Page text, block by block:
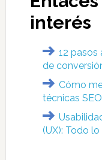
interés
12 pasos
de
Cómo
técnicas SEO
(UX): Todo